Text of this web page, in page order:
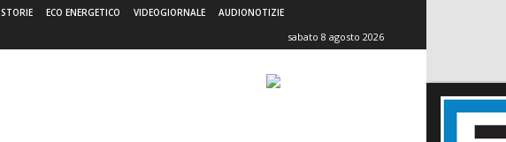
STORIE ECO ENERGETICO VIDEOGIORNALE AUDIONOTIZIE
sabato 8 agosto 2026